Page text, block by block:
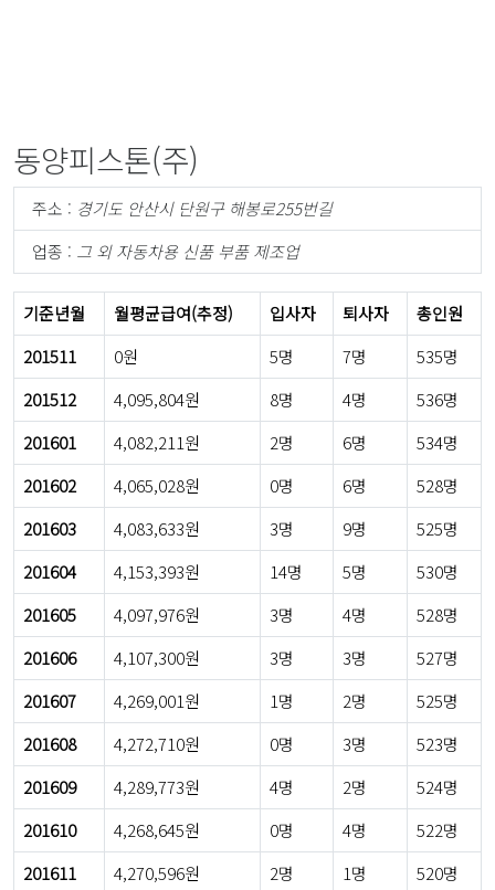
동양피스톤(주)
주소 : 경기도 안산시 단원구 해봉로255번길
업종 : 그 외 자동차용 신품 부품 제조업
기준년월 월평균급여(추정) 입사자 퇴사자
총인원
201511
0원 5명 7명
535명
201512
4,095,804원 8명 4명
536명
201601
4,082,211원 2명 6명
534명
201602
4,065,028원 0명 6명
528명
201603
4,083,633원 3명 9명
525명
201604
4,153,393원 14명 5명
530명
201605
4,097,976원 3명 4명
528명
201606
4,107,300원 3명 3명
527명
201607
4,269,001원 1명 2명
525명
201608
4,272,710원 0명 3명
523명
201609
4,289,773원 4명 2명
524명
201610
4,268,645원 0명 4명
522명
201611
4,270,596원 2명 1명
520명